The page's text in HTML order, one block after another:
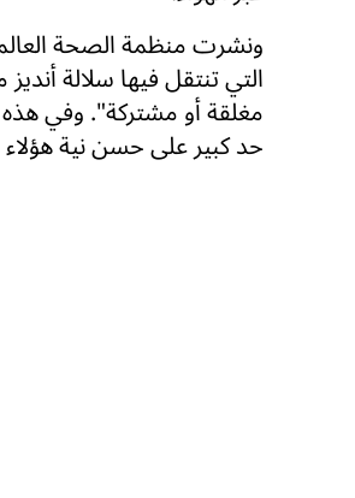
ونشرت منظمة الصحة
التي تنتقل فيها سلالة
مغلقة أو مشتركة". وفي هذه
حد كبير على حسن نية هؤلاء